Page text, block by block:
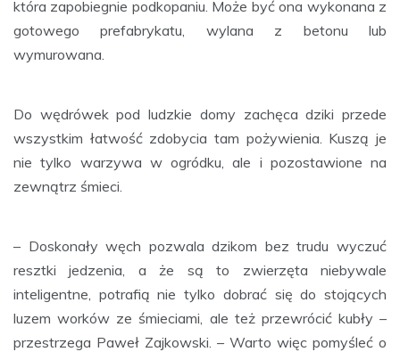
która zapobiegnie podkopaniu. Może być ona wykonana z
gotowego prefabrykatu, wylana z betonu lub
wymurowana.
Do wędrówek pod ludzkie domy zachęca dziki przede
wszystkim łatwość zdobycia tam pożywienia. Kuszą je
nie tylko warzywa w ogródku, ale i pozostawione na
zewnątrz śmieci.
– Doskonały węch pozwala dzikom bez trudu wyczuć
resztki jedzenia, a że są to zwierzęta niebywale
inteligentne, potrafią nie tylko dobrać się do stojących
luzem worków ze śmieciami, ale też przewrócić kubły –
przestrzega Paweł Zajkowski. – Warto więc pomyśleć o